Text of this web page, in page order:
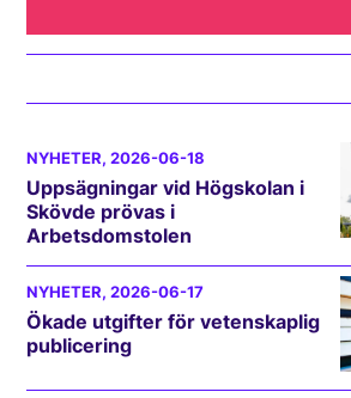
NYHETER, 2026-06-18
Uppsägningar vid Högskolan i
Skövde prövas i
Arbetsdomstolen
NYHETER, 2026-06-17
Ökade utgifter för vetenskaplig
publicering